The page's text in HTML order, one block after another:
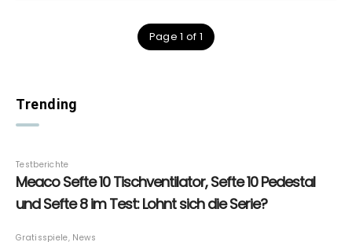
Page 1 of 1
Trending